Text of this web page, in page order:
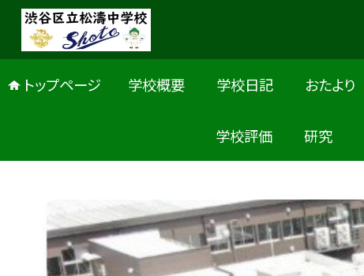
トップページ 学校概要 学校日記 おたより
学校評価 研究